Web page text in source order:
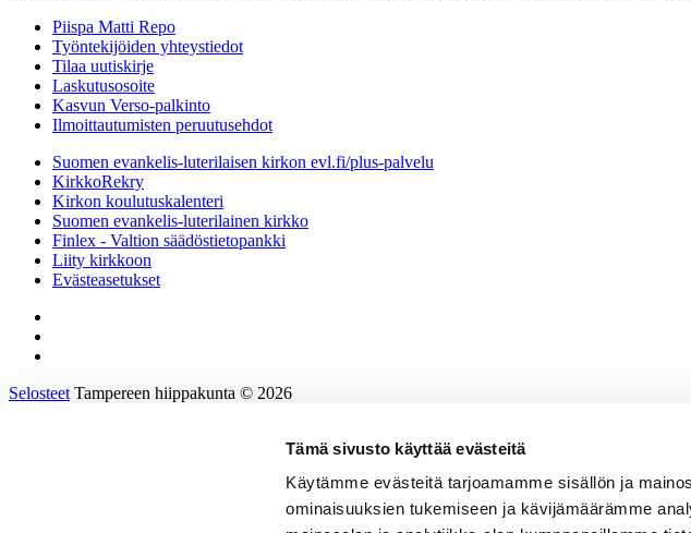
Tämä sivusto käyttää evästeitä
Käytämme evästeitä tarjoamamme sisällön ja
ominaisuuksien tukemiseen ja kävijämäärämme
Piispa Matti Repo
Työntekijöiden yhteystiedot
Tilaa uutiskirje
Laskutusosoite
Kasvun Verso-palkinto
Ilmoittautumisten peruutusehdot
Suomen evankelis-luterilaisen kirkon evl.fi/plus-palvelu
KirkkoRekry
Kirkon koulutuskalenteri
Suomen evankelis-luterilainen kirkko
Finlex - Valtion säädöstietopankki
Liity kirkkoon
Evästeasetukset
Selosteet Tampereen hiippakunta © 2026